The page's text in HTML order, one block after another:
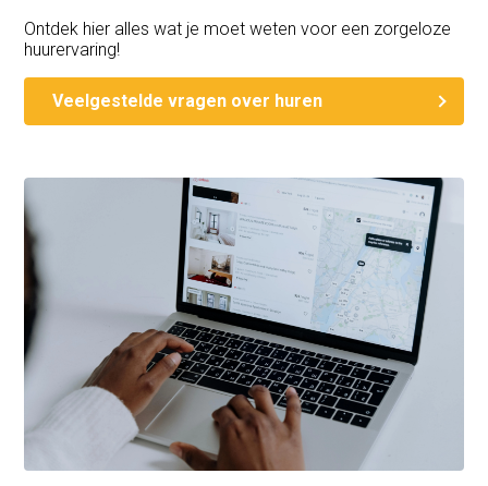
Ontdek hier alles wat je moet weten voor een zorgeloze
huurervaring!
Veelgestelde vragen over huren